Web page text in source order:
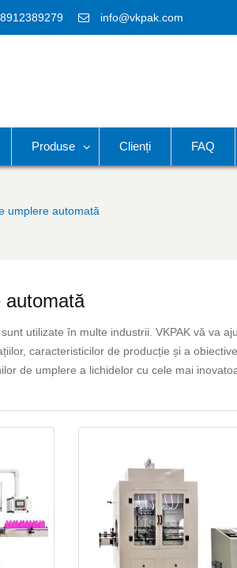
info@vkpak.com
Produse Clienți FAQ
umplere automată
automată
utilizate în multe industrii. VKPAK vă va
caracteristicilor de producție și a
de umplere a lichidelor cu cele mai